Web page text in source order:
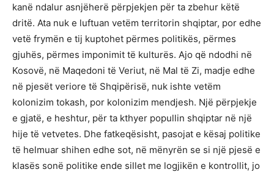
kanë ndalur asnjëherë përpjekjen për ta zbehur këtë
dritë. Ata nuk e luftuan vetëm territorin shqiptar, por edhe
vetë frymën e tij kuptohet përmes politikës, përmes
gjuhës, përmes imponimit të kulturës. Ajo që ndodhi në
Kosovë, në Maqedoni të Veriut, në Mal të Zi, madje edhe
në pjesët veriore të Shqipërisë, nuk ishte vetëm
kolonizim tokash, por kolonizim mendjesh. Një përpjekje
e gjatë, e heshtur, për ta kthyer popullin shqiptar në një
hije të vetvetes. Dhe fatkeqësisht, pasojat e kësaj politike
të helmuar shihen edhe sot, në mënyrën se si një pjesë e
klasës sonë politike ende sillet me logjikën e kontrollit, jo